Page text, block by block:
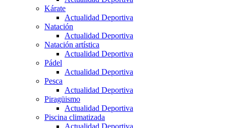
Kárate
Actualidad Deportiva
Natación
Actualidad Deportiva
Natación artística
Actualidad Deportiva
Pádel
Actualidad Deportiva
Pesca
Actualidad Deportiva
Piragüismo
Actualidad Deportiva
Piscina climatizada
Actualidad Deportiva